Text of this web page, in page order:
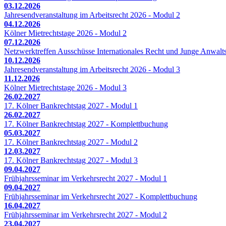
03.12.2026
Jahresendveranstaltung im Arbeitsrecht 2026 - Modul 2
04.12.2026
Kölner Mietrechtstage 2026 - Modul 2
07.12.2026
Netzwerktreffen Ausschüsse Internationales Recht und Junge
10.12.2026
Jahresendveranstaltung im Arbeitsrecht 2026 - Modul 3
11.12.2026
Kölner Mietrechtstage 2026 - Modul 3
26.02.2027
17. Kölner Bankrechtstag 2027 - Modul 1
26.02.2027
17. Kölner Bankrechtstag 2027 - Komplettbuchung
05.03.2027
17. Kölner Bankrechtstag 2027 - Modul 2
12.03.2027
17. Kölner Bankrechtstag 2027 - Modul 3
09.04.2027
Frühjahrsseminar im Verkehrsrecht 2027 - Modul 1
09.04.2027
Frühjahrsseminar im Verkehrsrecht 2027 - Komplettbuchung
16.04.2027
Frühjahrsseminar im Verkehrsrecht 2027 - Modul 2
23.04.2027